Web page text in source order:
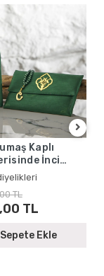
Kaplı
İnci
Renkli
Kitabı Seti -
TL
TL
Sepete Ekle